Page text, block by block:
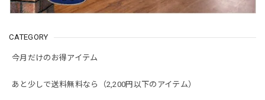
CATEGORY
今月だけのお得アイテム
あと少しで送料無料なら（2,200円以下のアイテム）